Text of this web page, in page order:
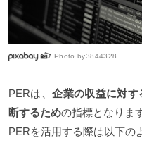
Photo by3844328
PERは、企業の収益に対す
断するための指標となりま
PERを活用する際は以下の